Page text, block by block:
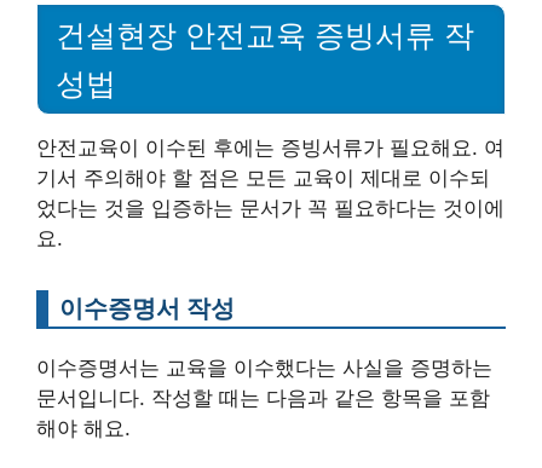
건설현장 안전교육 증빙서류 작
성법
안전교육이 이수된 후에는 증빙서류가 필요해요. 여
기서 주의해야 할 점은 모든 교육이 제대로 이수되
었다는 것을 입증하는 문서가 꼭 필요하다는 것이에
요.
이수증명서 작성
이수증명서는 교육을 이수했다는 사실을 증명하는
문서입니다. 작성할 때는 다음과 같은 항목을 포함
해야 해요.